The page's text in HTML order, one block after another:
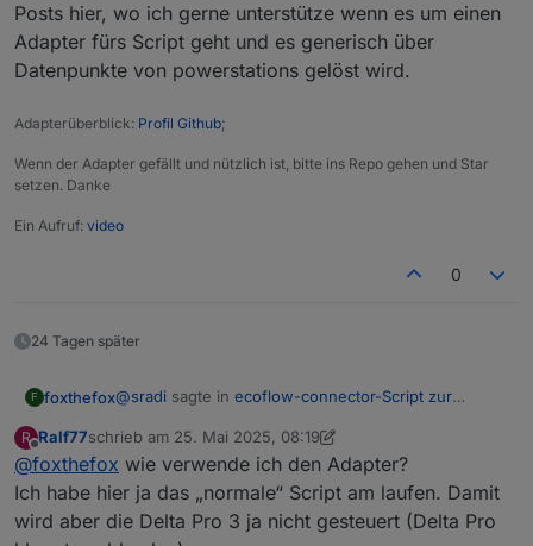
Posts hier, wo ich gerne unterstütze wenn es um einen
Adapter fürs Script geht und es generisch über
Datenpunkte von powerstations gelöst wird.
Adapterüberblick: Profil Github;
Wenn der Adapter gefällt und nützlich ist, bitte ins Repo gehen und Star
setzen. Danke
Ein Aufruf: video
0
24 Tagen später
F foxthefox@sradi sagte in ecoflow-connector-Script zur
@foxthefox @Waly_de- ist es realistisch darauf
zu warten, dass sich jemand von euch Profis in
näherer Zukunft das Schnittstellenproblem mit
der Delta Pro und aktueller Firmware anschaut?
Wenn etwas im Kontext des Adapters etwas nicht
funktioniert oder nicht mehr funktioniert, dann lasst
R
Offline
Ralf77schrieb am 25. Mai 2025, 08:19
zuletzt editiert von Ralf77
@foxthefox wie verwende ich den Adapter?
Ich habe hier ja das „normale“ Script am laufen. Damit
wird aber die Delta Pro 3 ja nicht gesteuert (Delta Pro